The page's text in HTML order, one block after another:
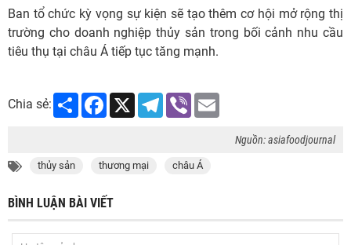
Ban tổ chức kỳ vọng sự kiện sẽ tạo thêm cơ hội mở rộng thị
trường cho doanh nghiệp thủy sản trong bối cảnh nhu cầu
tiêu thụ tại châu Á tiếp tục tăng mạnh.
Chia sẻ: Share Facebook
X Telegram
Viber
Nguồn: asiafoodjournal
thủy sản thương mại châu Á
BÌNH LUẬN BÀI VIẾT